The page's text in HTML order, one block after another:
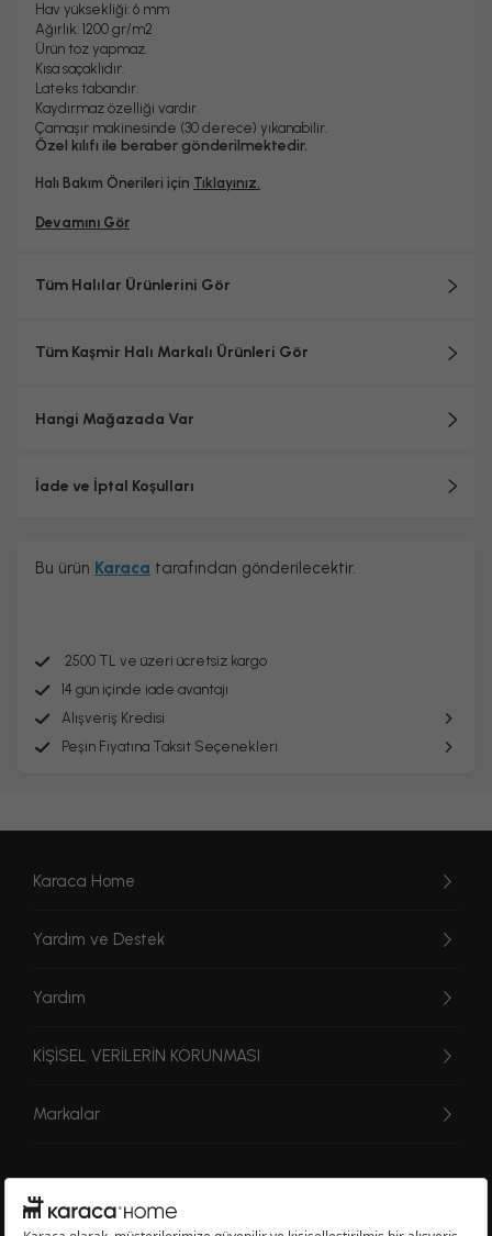
Hav yüksekliği: 6 mm
Ağırlık: 1200 gr/m2
Ürün toz yapmaz.
Kısa saçaklıdır.
Lateks tabandır.
Kaydırmaz özelliği vardır.
Çamaşır makinesinde (30 derece) yıkanabilir.
Özel kılıfı ile beraber gönderilmektedir.
Halı Bakım Önerileri için Tıklayınız.
Devamını Gör
Tüm Halılar Ürünlerini Gör
Tüm Kaşmir Halı Markalı Ürünleri Gör
Hangi Mağazada Var
İade ve İptal Koşulları
Bu ürün Karaca tarafından gönderilecektir.
2500 TL ve üzeri ücretsiz kargo
14 gün içinde iade avantajı
Alışveriş Kredisi
Peşin Fiyatına Taksit Seçenekleri
Karaca Home
Yardım ve Destek
Yardım
KİŞİSEL VERİLERİN KORUNMASI
Markalar